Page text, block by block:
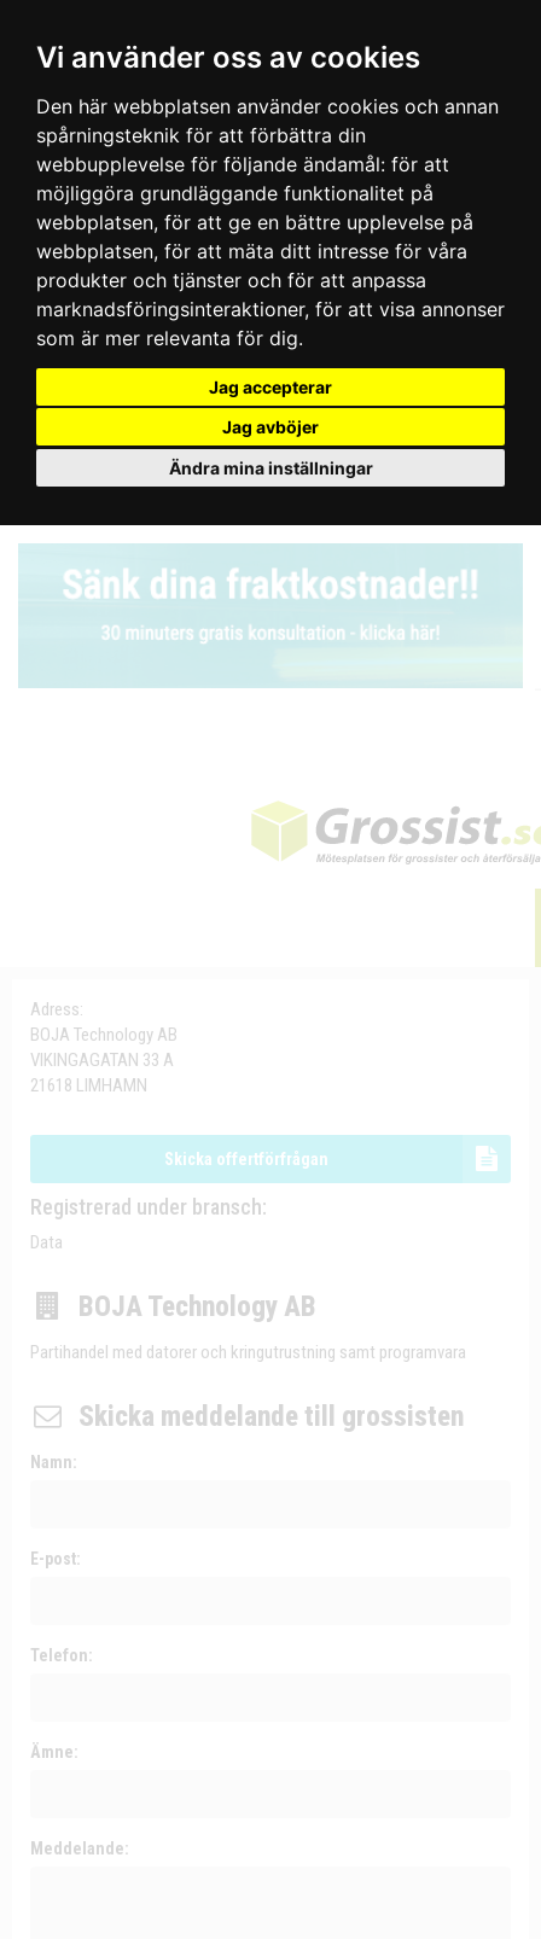
Vi använder oss av cookies
Den här webbplatsen använder cookies och annan
spårningsteknik för att förbättra din
webbupplevelse för följande ändamål: för att
möjliggöra grundläggande funktionalitet på
webbplatsen, för att ge en bättre upplevelse på
webbplatsen, för att mäta ditt intresse för våra
produkter och tjänster och för att anpassa
marknadsföringsinteraktioner, för att visa annonser
som är mer relevanta för dig.
Jag accepterar
Jag avböjer
Ändra mina inställningar
Adress:
BOJA Technology AB
VIKINGAGATAN 33 A
21618 LIMHAMN
Skicka offertförfrågan
Registrerad under bransch:
Data
BOJA Technology AB
Partihandel med datorer och kringutrustning samt programvara
Skicka meddelande till grossisten
Namn:
E-post:
Telefon:
Ämne:
Meddelande: